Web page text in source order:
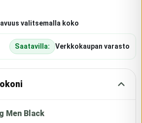
valitsemalla koko
Saatavilla: Verkkokaupan varasto
Men Black